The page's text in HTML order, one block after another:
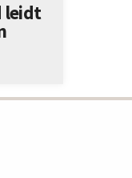
leidt